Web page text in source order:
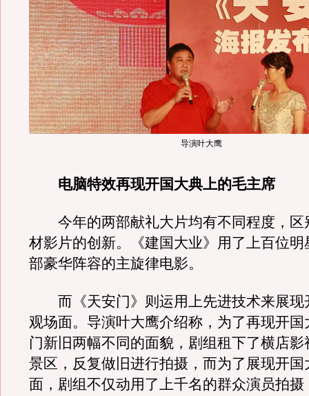
导演叶大鹰
电脑特效再现开国大典上的毛主席
今年的两部献礼大片均有不同程度，区
材影片的创新。《建国大业》用了上百位明
部豪华阵容的主旋律电影。
而《天安门》则运用上先进技术来展现
观场面。导演叶大鹰介绍称，为了再现开国
门新旧两幅不同的面貌，剧组租下了横店
景区，反复做旧进行拍摄，而为了展现开国
面，剧组不仅动用了上千名的群众演员拍摄